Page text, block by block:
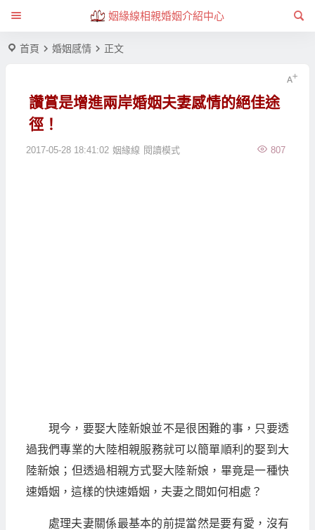
姻緣線相親婚姻介紹中心
首頁 婚姻感情 正文
讚賞是增進兩岸婚姻夫妻感情的絕佳途
徑！
2017-05-28 18:41:02 姻緣線 807
閱讀模式
現今，要娶大陸新娘並不是很困難的事，只要透
過我們專業的大陸相親服務就可以簡單順利的娶到大
陸新娘；但透過相親方式娶大陸新娘，畢竟是一種快
速婚姻，這樣的快速婚姻，夫妻之間如何相處？
處理夫妻關係最基本的前提當然是要有愛，沒有